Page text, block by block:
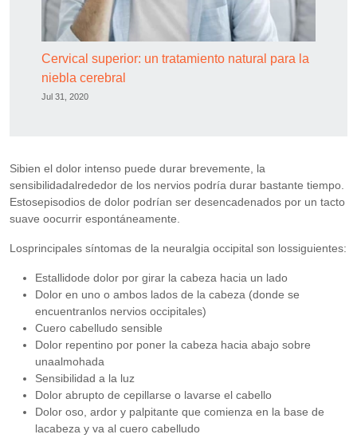
Cervical superior: un tratamiento natural para la
niebla cerebral
Jul 31, 2020
Sibien el dolor intenso puede durar brevemente, la
sensibilidadalrededor de los nervios podría durar bastante tiempo.
Estosepisodios de dolor podrían ser desencadenados por un tacto
suave oocurrir espontáneamente.
Losprincipales síntomas de la neuralgia occipital son lossiguientes:
Estallidode dolor por girar la cabeza hacia un lado
Dolor en uno o ambos lados de la cabeza (donde se
encuentranlos nervios occipitales)
Cuero cabelludo sensible
Dolor repentino por poner la cabeza hacia abajo sobre
unaalmohada
Sensibilidad a la luz
Dolor abrupto de cepillarse o lavarse el cabello
Dolor oso, ardor y palpitante que comienza en la base de
lacabeza y va al cuero cabelludo